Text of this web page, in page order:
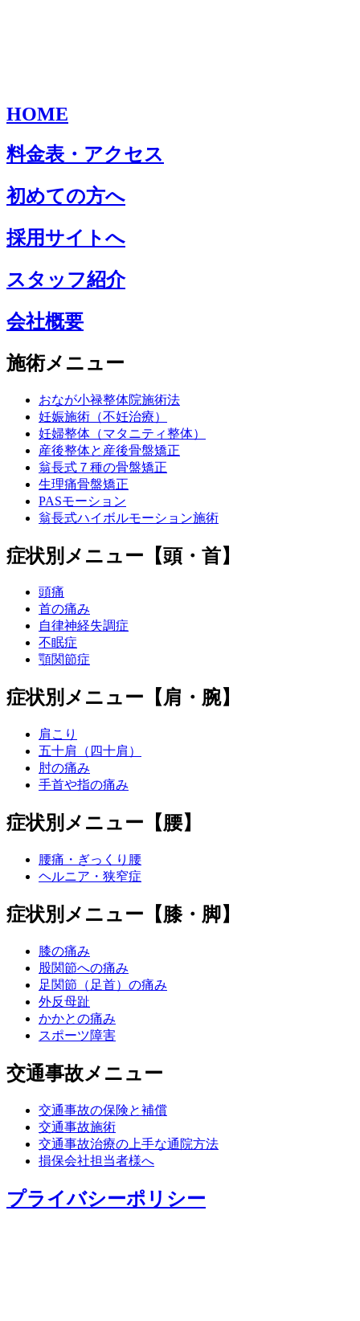
HOME
料金表・アクセス
初めての方へ
採用サイトへ
スタッフ紹介
会社概要
施術メニュー
おなが小禄整体院施術法
妊娠施術（不妊治療）
妊婦整体（マタニティ整体）
産後整体と産後骨盤矯正
翁長式７種の骨盤矯正
生理痛骨盤矯正
PASモーション
翁長式ハイボルモーション施術
症状別メニュー【頭・首】
頭痛
首の痛み
自律神経失調症
不眠症
顎関節症
症状別メニュー【肩・腕】
肩こり
五十肩（四十肩）
肘の痛み
手首や指の痛み
症状別メニュー【腰】
腰痛・ぎっくり腰
ヘルニア・狭窄症
症状別メニュー【膝・脚】
膝の痛み
股関節への痛み
足関節（足首）の痛み
外反母趾
かかとの痛み
スポーツ障害
交通事故メニュー
交通事故の保険と補償
交通事故施術
交通事故治療の上手な通院方法
損保会社担当者様へ
プライバシーポリシー